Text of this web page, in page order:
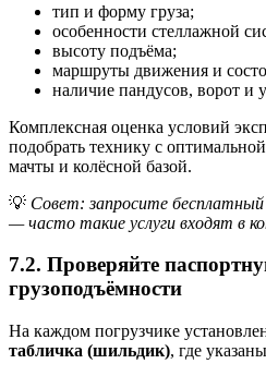
тип и форму груза;
особенности стеллажной
высоту подъёма;
маршруты движения и
наличие пандусов, ворот и
Комплексная оценка условий
подобрать технику с
мачты и колёсной базой.
💡 Совет: запросите
— часто такие услуги входят в
7.2. Проверяйте
грузоподъёмности
На каждом погрузчике
табличка (шильдик), где